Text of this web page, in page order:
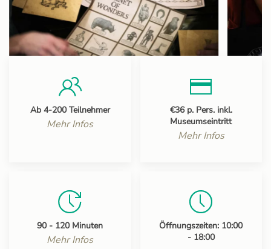
Ab 4-200 Teilnehmer
Mehr Infos
€36 p. Pers. inkl.
Museumseintritt
Mehr Infos
90 - 120 Minuten
Mehr Infos
Öffnungszeiten: 10:00
- 18:00